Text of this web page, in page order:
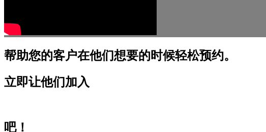
帮助您的客户在他们想要的时候轻松预约。
立即让他们加入
吧！